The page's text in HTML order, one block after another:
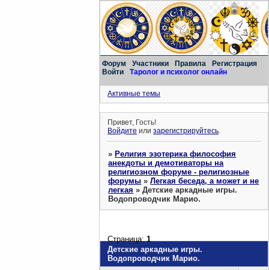
Форум Участники Правила
Регистрация
Войти
Таролог и психолог онлайн
Активные темы
Привет, Гость!
Войдите илизарегистрируйтесь.
»Религия эзотерика философия
анекдоты и демотиваторы на
религиозном форуме - религиозные
форумы »Легкая беседа, а может и не
легкая »Детские аркадные игры.
Водопроводчик Марио.
Детские аркадные игры.
Водопроводчик Марио.
Страница:1